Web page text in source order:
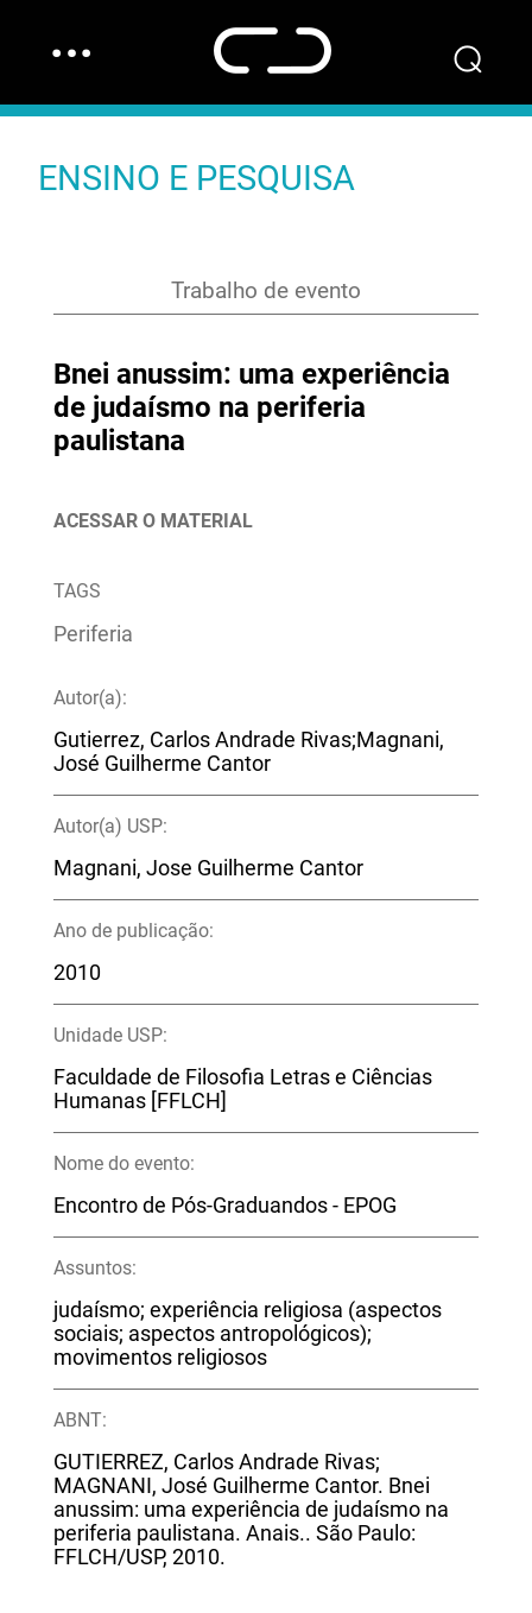
… ⌕
ENSINO E PESQUISA
Trabalho de evento
Bnei anussim: uma experiência
de judaísmo na periferia
paulistana
ACESSAR O MATERIAL
TAGS
Periferia
Autor(a):
Gutierrez, Carlos Andrade Rivas;Magnani,
José Guilherme Cantor
Autor(a) USP:
Magnani, Jose Guilherme Cantor
Ano de publicação:
2010
Unidade USP:
Faculdade de Filosofia Letras e Ciências
Humanas [FFLCH]
Nome do evento:
Encontro de Pós-Graduandos - EPOG
Assuntos:
judaísmo; experiência religiosa (aspectos
sociais; aspectos antropológicos);
movimentos religiosos
ABNT:
GUTIERREZ, Carlos Andrade Rivas;
MAGNANI, José Guilherme Cantor. Bnei
anussim: uma experiência de judaísmo na
periferia paulistana. Anais.. São Paulo:
FFLCH/USP, 2010.